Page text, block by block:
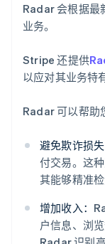
Radar 会根据最
业务。
Stripe 还提供
以应对其业务特
Radar 可以帮助
避免欺诈损
付交易。这
其能够精准
增加收入：
户信息、浏
阿联酋
English
English
爱沙尼亚
English